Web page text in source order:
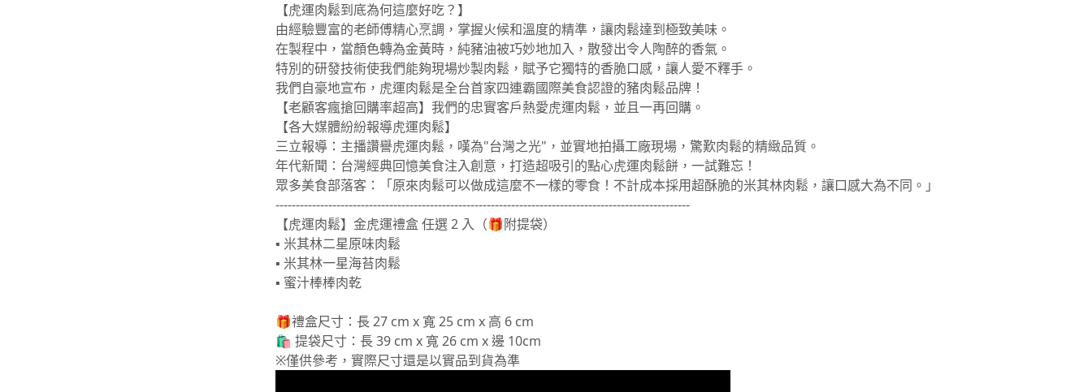
【虎運肉鬆到底為何這麼好吃？】
由經驗豐富的老師傅精心烹調，掌握火候和溫度的精準，讓肉鬆達到極致美味。
在製程中，當顏色轉為金黃時，純豬油被巧妙地加入，散發出令人陶醉的香氣。
特別的研發技術使我們能夠現場炒製肉鬆，賦予它獨特的香脆口感，讓人愛不釋手。
我們自豪地宣布，虎運肉鬆是全台首家四連霸國際美食認證的豬肉鬆品牌！
【老顧客瘋搶回購率超高】我們的忠實客戶熱愛虎運肉鬆，並且一再回購。
【各大媒體紛紛報導虎運肉鬆】
三立報導：主播讚譽虎運肉鬆，嘆為"台灣之光"，並實地拍攝工廠現場，驚歎肉鬆的精緻品質。
年代新聞：台灣經典回憶美食注入創意，打造超吸引的點心虎運肉鬆餅，一試難忘！
眾多美食部落客：「原來肉鬆可以做成這麼不一樣的零食！不計成本採用超酥脆的米其林肉鬆，讓口感大為不同。」
------------------------------------------------------------------------------------------------------
【虎運肉鬆】金虎運禮盒 任選 2 入（🎁附提袋）
▪ 米其林二星原味肉鬆
▪ 米其林一星海苔肉鬆
▪ 蜜汁棒棒肉乾
🎁禮盒尺寸：長 27 cm x 寬 25 cm x 高 6 cm
🛍 提袋尺寸：長 39 cm x 寬 26 cm x 邊 10cm
※僅供參考，實際尺寸還是以實品到貨為準